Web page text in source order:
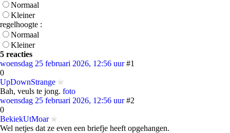
Normaal
Kleiner
regelhoogte :
Normaal
Kleiner
5 reacties
woensdag 25 februari 2026, 12:56 uur #1
0
UpDownStrange
Bah, veuls te jong. foto
woensdag 25 februari 2026, 12:56 uur #2
0
BekiekUtMoar
Wel netjes dat ze even een briefje heeft opgehangen.